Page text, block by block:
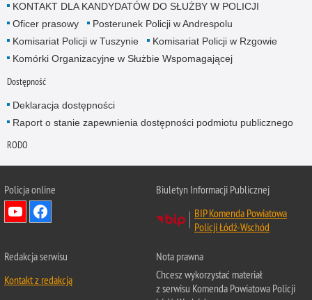
KONTAKT DLA KANDYDATÓW DO SŁUŻBY W POLICJI
Oficer prasowy
Posterunek Policji w Andrespolu
Komisariat Policji w Tuszynie
Komisariat Policji w Rzgowie
Komórki Organizacyjne w Służbie Wspomagającej
Dostępność
Deklaracja dostępności
Raport o stanie zapewnienia dostępności podmiotu publicznego
RODO
Policja online
Biuletyn Informacji Publicznej
BIP Komenda Powiatowa
Policji Łódź-Wschód
Redakcja serwisu
Kontakt z redakcją
Nota prawna
Chcesz wykorzystać materiał
z serwisu Komenda Powiatowa Policji